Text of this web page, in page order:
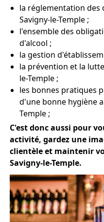
la réglementation des
Savigny-le-Temple ;
l'ensemble des
d'alcool ;
la gestion
la prévention et la
le-Temple ;
les bonnes pratiques
d'une bonne hygiène
Temple ;
C'est donc aussi pour
activité, gardez une
clientèle et maintenir
Savigny-le-Temple.